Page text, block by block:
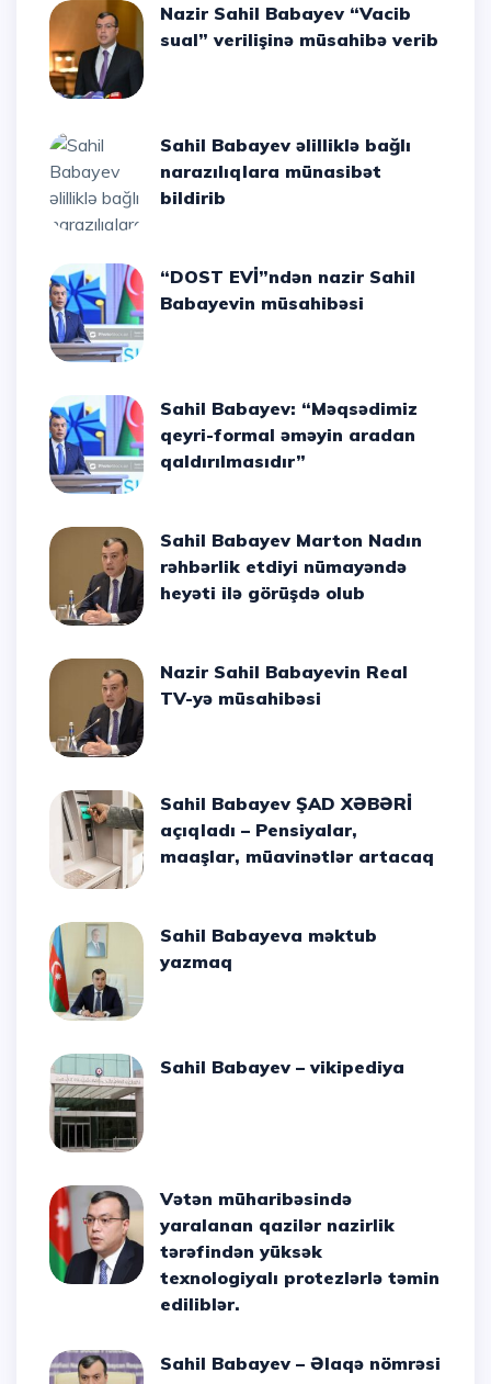
Nazir Sahil Babayev “Vacib
sual” verilişinə müsahibə verib
Sahil Babayev əlilliklə bağlı
narazılıqlara münasibət
bildirib
“DOST EVİ”ndən nazir Sahil
Babayevin müsahibəsi
Sahil Babayev: “Məqsədimiz
qeyri-formal əməyin aradan
qaldırılmasıdır”
Sahil Babayev Marton Nadın
rəhbərlik etdiyi nümayəndə
heyəti ilə görüşdə olub
Nazir Sahil Babayevin Real
TV-yə müsahibəsi
Sahil Babayev ŞAD XƏBƏRİ
açıqladı – Pensiyalar,
maaşlar, müavinətlər artacaq
Sahil Babayeva məktub
yazmaq
Sahil Babayev – vikipediya
Vətən müharibəsində
yaralanan qazilər nazirlik
tərəfindən yüksək
texnologiyalı protezlərlə təmin
ediliblər.
Sahil Babayev – Əlaqə nömrəsi